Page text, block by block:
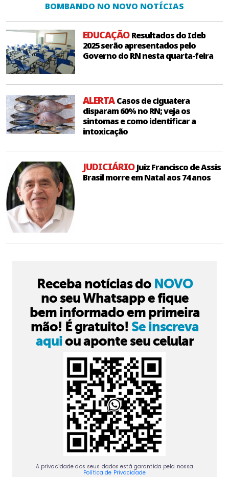
BOMBANDO NO NOVO NOTÍCIAS
EDUCAÇÃOResultados do Ideb
2025 serão apresentados pelo
Governo do RN nesta quarta-feira
ALERTACasos de ciguatera
disparam 60% no RN; veja os
sintomas e como identificar a
intoxicação
JUDICIÁRIOJuiz Francisco de Assis
Brasil morre em Natal aos 74 anos
Receba notícias do NOVO
no seu Whatsapp e fique
bem informado em primeira
mão! É gratuito! Se inscreva
aquiou aponte seu celular
A privacidade dos seus dados está garantida pela nossa
Política de Privacidade